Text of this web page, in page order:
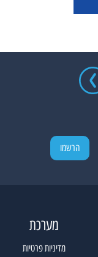
מערכת
מדיניות פרטיות